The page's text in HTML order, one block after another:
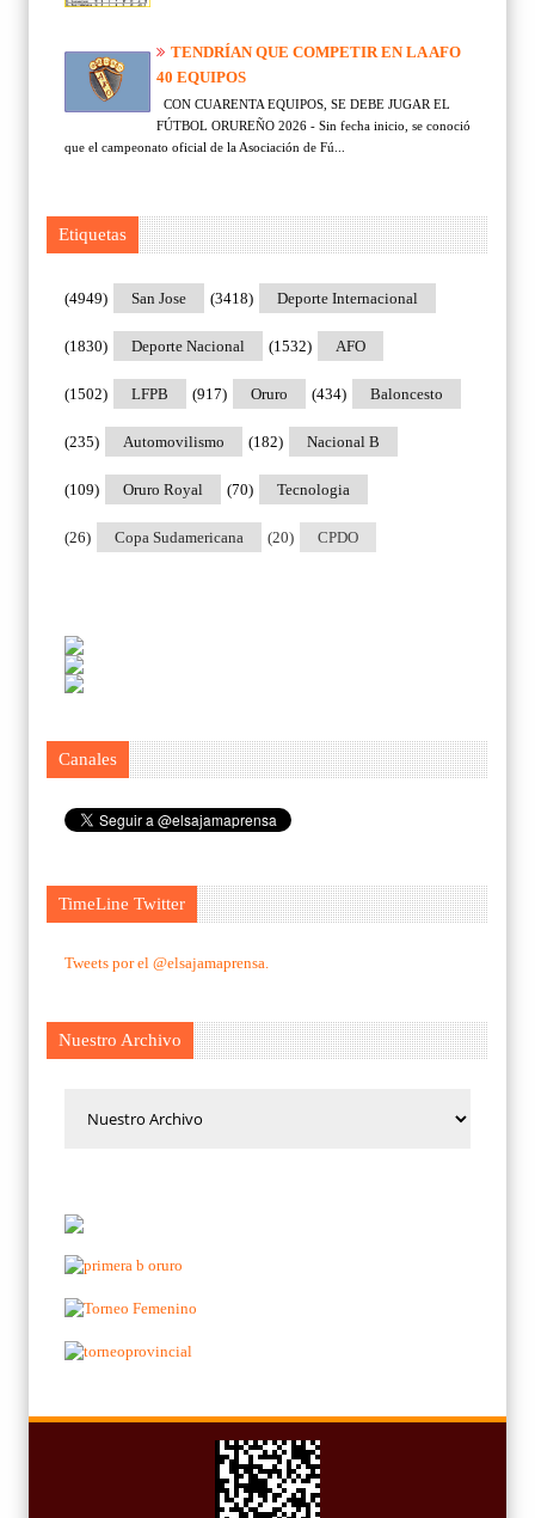
TENDRÍAN QUE COMPETIR EN LA AFO
40 EQUIPOS
CON CUARENTA EQUIPOS, SE DEBE JUGAR EL
FÚTBOL ORUREÑO 2026 - Sin fecha inicio, se conoció
que el campeonato oficial de la Asociación de Fú...
Etiquetas
San Jose
(4949) Deporte Internacional
(3418)
Deporte Nacional
(1830) AFO
(1532)
LFPB
(1502) Oruro
(917) Baloncesto
(434)
Automovilismo
(235) Nacional B
(182)
Oruro Royal
(109) Tecnologia
(70)
Copa Sudamericana
(26) CPDO
(20)
Canales
TimeLine Twitter
Tweets por el @elsajamaprensa.
Nuestro Archivo